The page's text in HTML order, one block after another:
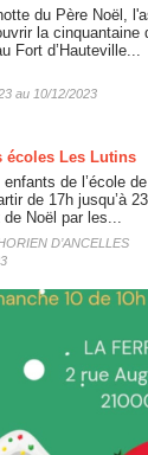
du Père Noël,
la cinquantaine
Fort d’Hauteville...
au 10/12/2023
écoles Les Lutins
de l’école
de 17h jusqu’à
Noël par les...
D’ANCELLES